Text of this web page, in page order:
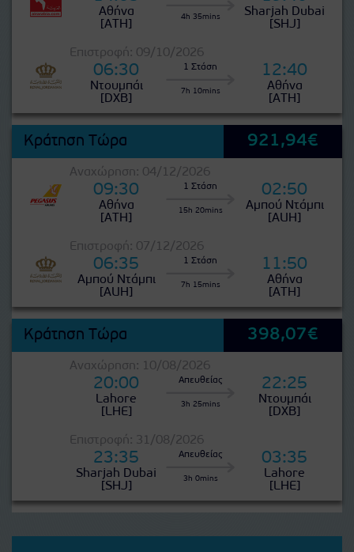
Αθήνα
[ATH]
4h 35mins
Sharjah Dubai
[SHJ]
Επιστροφή: 09/10/2026
06:30
Ντουμπάι
[DXB]
1 Στάση
7h 10mins
12:40
Αθήνα
[ATH]
Κράτηση Τώρα 921,94€
Αναχώρηση: 04/12/2026
09:30
Αθήνα
[ATH]
1 Στάση
15h 20mins
02:50
Αμπού Ντάμπι
[AUH]
Επιστροφή: 07/12/2026
06:35
Αμπού Ντάμπι
[AUH]
1 Στάση
7h 15mins
11:50
Αθήνα
[ATH]
Κράτηση Τώρα 398,07€
Αναχώρηση: 10/08/2026
20:00
Lahore
[LHE]
Απευθείας
3h 25mins
22:25
Ντουμπάι
[DXB]
Επιστροφή: 31/08/2026
23:35
Sharjah Dubai
[SHJ]
Απευθείας
3h 0mins
03:35
Lahore
[LHE]